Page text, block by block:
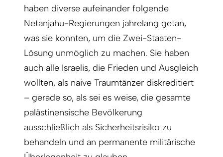
haben diverse aufeinander folgende
Netanjahu-Regierungen jahrelang getan,
was sie konnten, um die Zwei-Staaten-
Lösung unmöglich zu machen. Sie haben
auch alle Israelis, die Frieden und Ausgleich
wollten, als naive Traumtänzer diskreditiert
– gerade so, als sei es weise, die gesamte
palästinensische Bevölkerung
ausschließlich als Sicherheitsrisiko zu
behandeln und an permanente militärische